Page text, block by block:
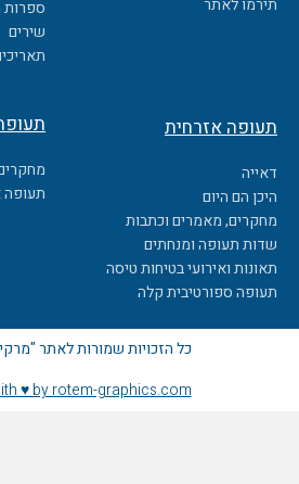
תירמו לאתר
ספרות
שירים
תאריכים
תעופה אזרחית
דאייה
היכן הם היום
מחקרים, מאמרים וכתבות
שדות תעופה ומנחתים
תאונות ואירועי בטיחות טיסה
תעופה ספורטיבית קלה
תעופה
כל הזכויות שמורות לאתר
♥ by rotem-graphics.com